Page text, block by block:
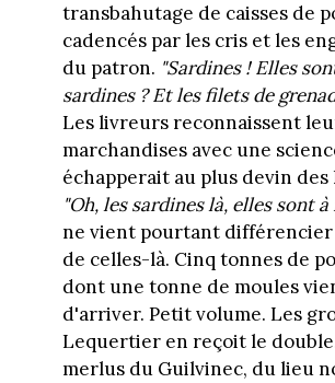
transbahutage de caisses de
cadencés par les cris et les
du patron. "Sardines ! Elles
sardines ? Et les filets de
Les livreurs reconnaissent
marchandises avec une
échapperait au plus devin des
"Oh, les sardines là, elles sont à
ne vient pourtant
de celles-là. Cinq tonnes de
dont une tonne de moules
d'arriver. Petit volume. Les
Lequertier en reçoit le
merlus du Guilvinec, du lieu